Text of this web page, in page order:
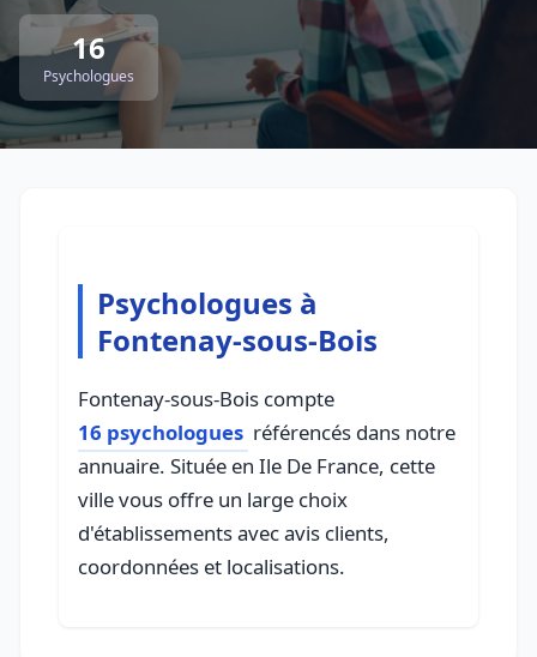
16
Psychologues
Psychologues à
Fontenay-sous-Bois
Fontenay-sous-Bois compte
16 psychologues référencés dans notre
annuaire. Située en Ile De France, cette
ville vous offre un large choix
d'établissements avec avis clients,
coordonnées et localisations.